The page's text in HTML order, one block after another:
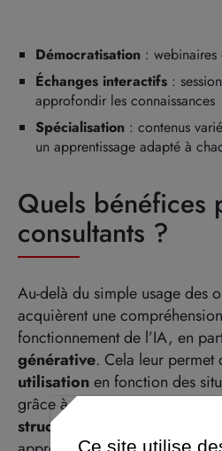
Démocratisation : webinaires
Échanges interactifs :
approfondir les connaissances
Spécialisation : contenus
un apprentissage adapté à
Quels bénéfices
consultants ?
Au-delà du simple usage des
acquièrent une
fonctionnement de l’IA, en
générative. Cela leur permet
utilisationen fonction des
grâce à une réflexion
structurer des informations
Ce site utilise